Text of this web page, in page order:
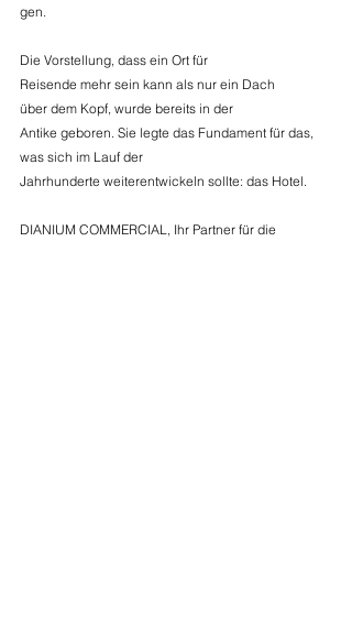
gen.
Die Vorstellung, dass ein Ort für
Reisende mehr sein kann als nur ein Dach
über dem Kopf, wurde bereits in der
Antike geboren. Sie legte das Fundament für das,
was sich im Lauf der
Jahrhunderte weiterentwickeln sollte: das Hotel.
DIANIUM COMMERCIAL, Ihr Partner für die